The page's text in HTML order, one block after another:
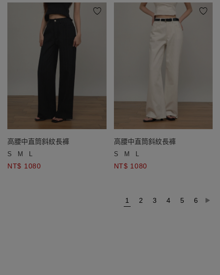
高腰中直筒斜紋長褲
S M L
NT$ 1080
高腰中直筒斜紋長褲
S M L
NT$ 1080
1 2 3 4 5 6